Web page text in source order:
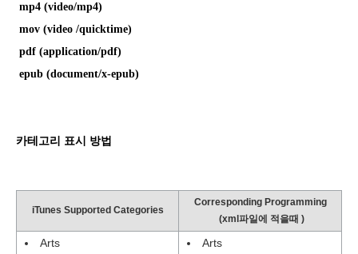
mp4 (video/mp4)
mov (video /quicktime)
pdf (application/pdf)
epub (document/x-epub)
카테고리 표시 방법
iTunes Supported Categories
Corresponding Programming
(xml파일에 적을때 )
Arts Arts